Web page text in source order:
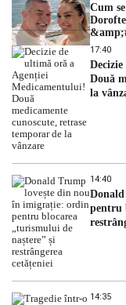
Cum
17:40
Două
la
14:40
pentru
14:35